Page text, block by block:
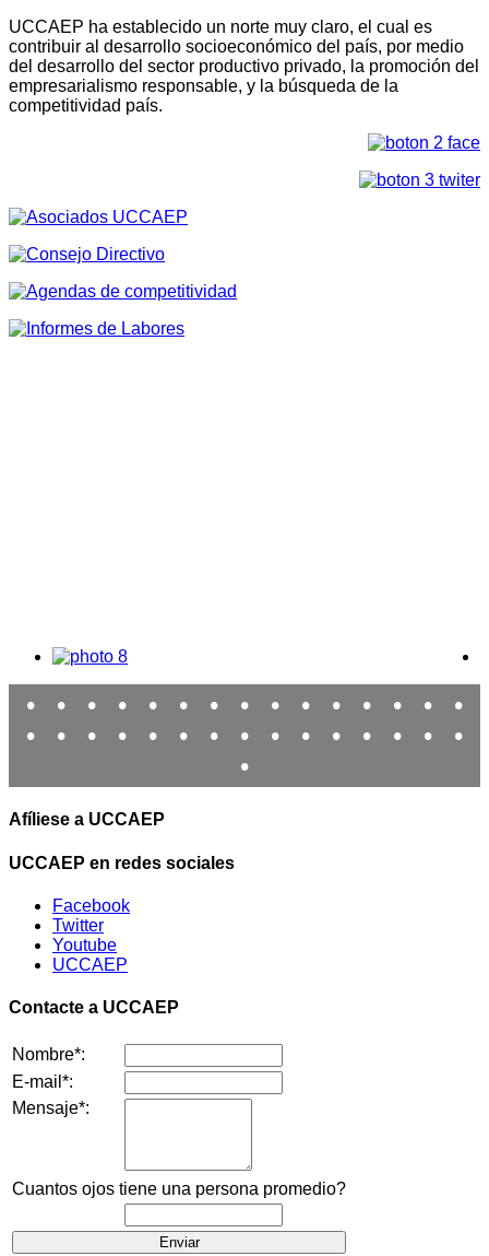
UCCAEP ha establecido un norte muy claro, el cual es
contribuir al desarrollo socioeconómico del país, por medio
del desarrollo del sector productivo privado, la promoción del
empresarialismo responsable, y la búsqueda de la
competitividad país.
• • • • • • • • • • • • • •
•
•
• • • • • • • • • • • • •
•
•
Afíliese a UCCAEP
UCCAEP en redes sociales
Facebook
Twitter
Youtube
UCCAEP
Contacte a UCCAEP
Nombre*:
E-mail*:
Mensaje*:
Cuantos ojos tiene una persona promedio?